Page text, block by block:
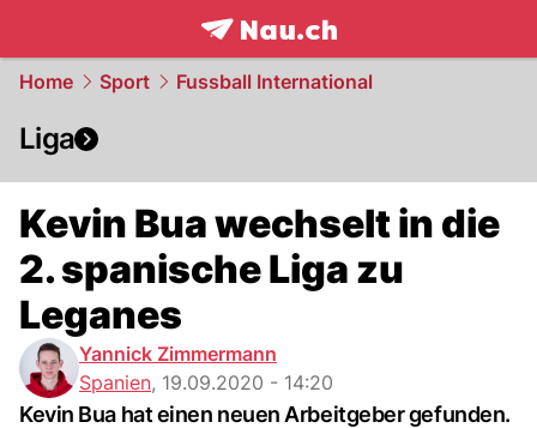
frontpage.NAU.ch
Home Sport Fussball International
Liga
Kevin Bua wechselt in die
2. spanische Liga zu
Leganes
Yannick Zimmermann
Spanien, 19.09.2020 - 14:20
Kevin Bua hat einen neuen Arbeitgeber gefunden.